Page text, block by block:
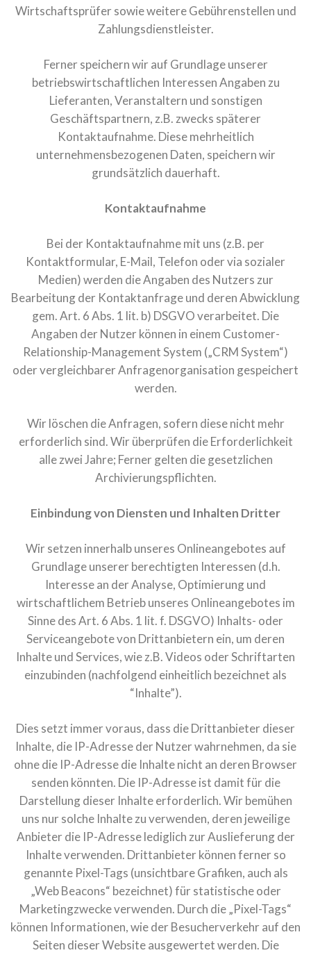
Wirtschaftsprüfer sowie weitere Gebührenstellen und
Zahlungsdienstleister.
Ferner speichern wir auf Grundlage unserer
betriebswirtschaftlichen Interessen Angaben zu
Lieferanten, Veranstaltern und sonstigen
Geschäftspartnern, z.B. zwecks späterer
Kontaktaufnahme. Diese mehrheitlich
unternehmensbezogenen Daten, speichern wir
grundsätzlich dauerhaft.
Kontaktaufnahme
Bei der Kontaktaufnahme mit uns (z.B. per
Kontaktformular, E-Mail, Telefon oder via sozialer
Medien) werden die Angaben des Nutzers zur
Bearbeitung der Kontaktanfrage und deren Abwicklung
gem. Art. 6 Abs. 1 lit. b) DSGVO verarbeitet. Die
Angaben der Nutzer können in einem Customer-
Relationship-Management System („CRM System“)
oder vergleichbarer Anfragenorganisation gespeichert
werden.
Wir löschen die Anfragen, sofern diese nicht mehr
erforderlich sind. Wir überprüfen die Erforderlichkeit
alle zwei Jahre; Ferner gelten die gesetzlichen
Archivierungspflichten.
Einbindung von Diensten und Inhalten Dritter
Wir setzen innerhalb unseres Onlineangebotes auf
Grundlage unserer berechtigten Interessen (d.h.
Interesse an der Analyse, Optimierung und
wirtschaftlichem Betrieb unseres Onlineangebotes im
Sinne des Art. 6 Abs. 1 lit. f. DSGVO) Inhalts- oder
Serviceangebote von Drittanbietern ein, um deren
Inhalte und Services, wie z.B. Videos oder Schriftarten
einzubinden (nachfolgend einheitlich bezeichnet als
“Inhalte”).
Dies setzt immer voraus, dass die Drittanbieter dieser
Inhalte, die IP-Adresse der Nutzer wahrnehmen, da sie
ohne die IP-Adresse die Inhalte nicht an deren Browser
senden könnten. Die IP-Adresse ist damit für die
Darstellung dieser Inhalte erforderlich. Wir bemühen
uns nur solche Inhalte zu verwenden, deren jeweilige
Anbieter die IP-Adresse lediglich zur Auslieferung der
Inhalte verwenden. Drittanbieter können ferner so
genannte Pixel-Tags (unsichtbare Grafiken, auch als
„Web Beacons“ bezeichnet) für statistische oder
Marketingzwecke verwenden. Durch die „Pixel-Tags“
können Informationen, wie der Besucherverkehr auf den
Seiten dieser Website ausgewertet werden. Die